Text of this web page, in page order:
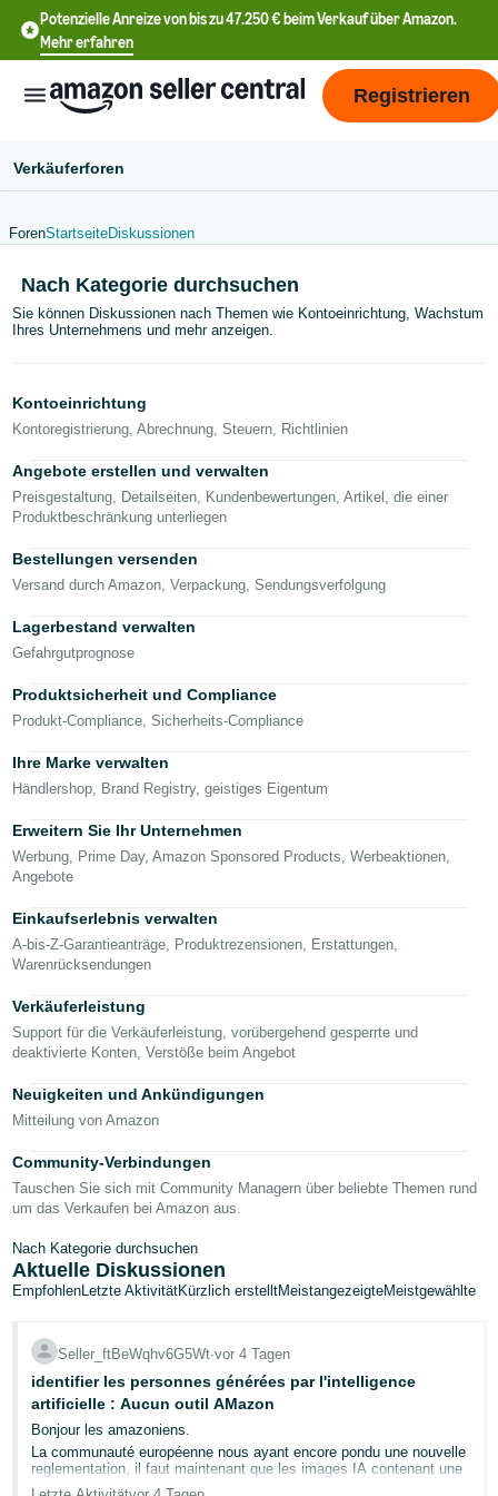
Potenzielle Anreize von bis zu 47.250 € beim Verkauf über Amazon.
Mehr erfahren
Deutsch
中
文
中
-
TW
Deutsch
- DE
Français
- FR
Italiano
- IT
日
語
-
JP
한
국
어
-
KR
Español
- ES
English
- FR
Einloggen
Registrieren
Registrieren
Verkäuferforen
ForenStartseiteDiskussionen
Nach Kategorie durchsuchen
Sie können Diskussionen nach Themen wie Kontoeinrichtung, Wachstum
Ihres Unternehmens und mehr anzeigen.
Kontoeinrichtung
Kontoregistrierung, Abrechnung, Steuern, Richtlinien
Angebote erstellen und verwalten
Preisgestaltung, Detailseiten, Kundenbewertungen, Artikel, die einer
Produktbeschränkung unterliegen
Bestellungen versenden
Versand durch Amazon, Verpackung, Sendungsverfolgung
Lagerbestand verwalten
Gefahrgutprognose
Produktsicherheit und Compliance
Produkt-Compliance, Sicherheits-Compliance
Ihre Marke verwalten
Händlershop, Brand Registry, geistiges Eigentum
Erweitern Sie Ihr Unternehmen
Werbung, Prime Day, Amazon Sponsored Products, Werbeaktionen,
Angebote
Einkaufserlebnis verwalten
A-bis-Z-Garantieanträge, Produktrezensionen, Erstattungen,
Warenrücksendungen
Verkäuferleistung
Support für die Verkäuferleistung, vorübergehend gesperrte und
deaktivierte Konten, Verstöße beim Angebot
Neuigkeiten und Ankündigungen
Mitteilung von Amazon
Community-Verbindungen
Tauschen Sie sich mit Community Managern über beliebte Themen rund
um das Verkaufen bei Amazon aus.
Nach Kategorie durchsuchen
Aktuelle Diskussionen
EmpfohlenLetzte AktivitätKürzlich erstelltMeistangezeigteMeistgewählte
Seller_ftBeWqhv6G5Wt∙vor 4 Tagen
identifier les personnes générées par l'intelligence
artificielle : Aucun outil AMazon
Bonjour les amazoniens.
La communauté européenne nous ayant encore pondu une nouvelle
reglementation, il faut maintenant que les images IA contenant une
personne soit signalées dans les metas données.